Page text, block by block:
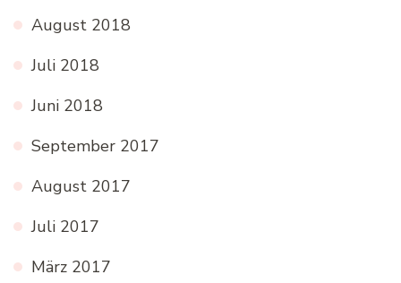
August 2018
Juli 2018
Juni 2018
September 2017
August 2017
Juli 2017
März 2017